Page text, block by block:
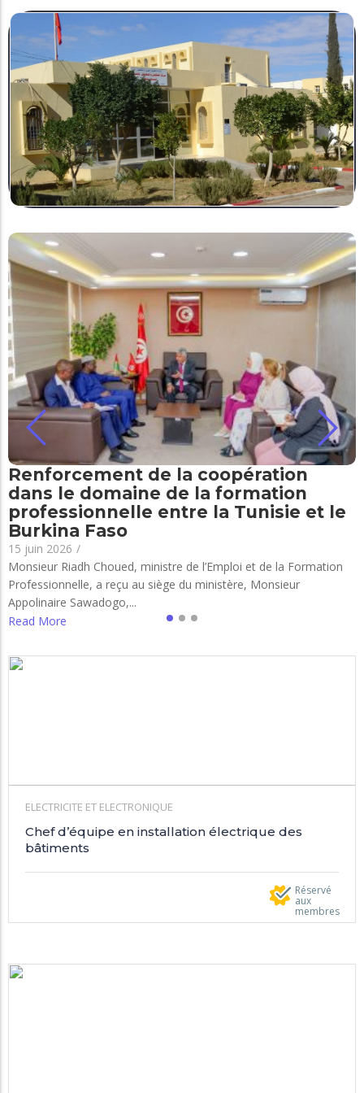
Renforcement de la coopération
dans le domaine de la formation
professionnelle entre la Tunisie et le
Burkina Faso
15 juin 2026 /
Monsieur Riadh Choued, ministre de l’Emploi et de la Formation
Professionnelle, a reçu au siège du ministère, Monsieur
Appolinaire Sawadogo,...
Read More
ELECTRICITE ET ELECTRONIQUE
Chef d’équipe en installation électrique des
bâtiments
Réservé
aux
membres